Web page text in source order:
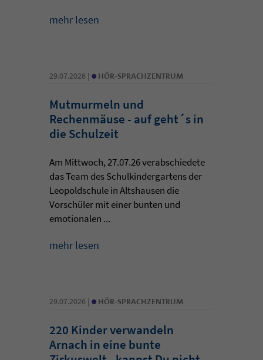
mehr lesen
29.07.2026 | • HÖR-SPRACHZENTRUM
Mutmurmeln und
Rechenmäuse - auf geht´s in
die Schulzeit
Am Mittwoch, 27.07.26 verabschiedete
das Team des Schulkindergartens der
Leopoldschule in Altshausen die
Vorschüler mit einer bunten und
emotionalen ...
mehr lesen
29.07.2026 | • HÖR-SPRACHZENTRUM
220 Kinder verwandeln
Arnach in eine bunte